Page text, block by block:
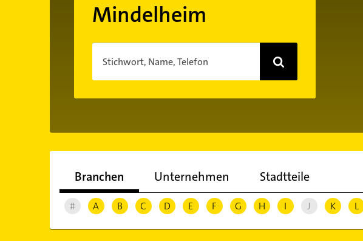
Mindelheim
Stichwort, Name, Telefon
Branchen Unternehmen Stadtteile
# A B C D E F G H I J K L